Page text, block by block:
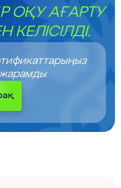
ОҚУ АҒАРТУ
КЕЛІСІЛДІ.
жарамды